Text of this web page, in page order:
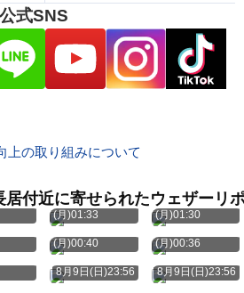
式SNS
上の取り組みについて
居付近に寄せられたウェザーリ
8月10日
(月)01:33
8月10日
(月)01:30
8月10日
(月)00:40
8月10日
(月)00:36
8月9日(日)23:56 8月9日(日)23:56